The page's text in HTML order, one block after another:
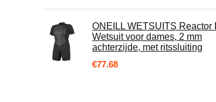
ONEILL WETSUITS Reactor II
Wetsuit voor dames, 2 mm
achterzijde, met ritssluiting
€77.68